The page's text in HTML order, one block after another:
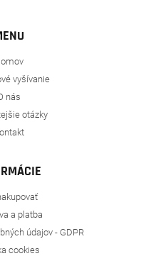
vyšívanie
nás
otázky
a platba
údajov - GDPR
cookies